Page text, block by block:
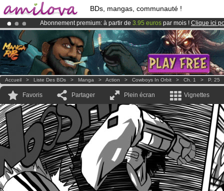
BDs, mangas, communauté !
Abonnement premium: à partir de 3.95 euros par mois ! Clique ici
Déjà 100000membreset 1000BDs & Mangas!
LeKickstarter Amilova est désormais lancé
Accueil > Liste Des BDs > Manga > Action > Cowboys In Orbit > Ch. 1 > P. 25
Favoris Partager Plein écran Vignettes